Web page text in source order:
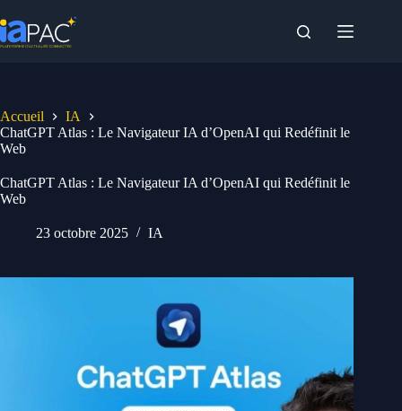
au
contenu
Accueil
IA
ChatGPT Atlas : Le Navigateur IA d’OpenAI qui Redéfinit le
Web
ChatGPT Atlas : Le Navigateur IA d’OpenAI qui Redéfinit le
Web
23 octobre 2025 IA